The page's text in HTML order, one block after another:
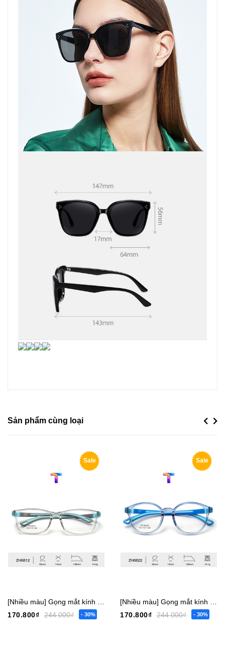
Sản phẩm cùng loại Previous
Sale
170.800₫
244.000₫ - 30%
Sale
170.800₫
244.000₫ - 30%
Next